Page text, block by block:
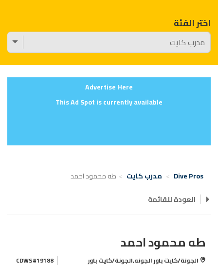
اختر الفئة
Advertise Here
This Ad Spot is currently available
Dive Pros مدرب كايت
طه محمود احمد
العودة للقائمة
طه محمود احمد
الجونة/كايت باور الجونه,الجونة/كايت باور CDWS#19188